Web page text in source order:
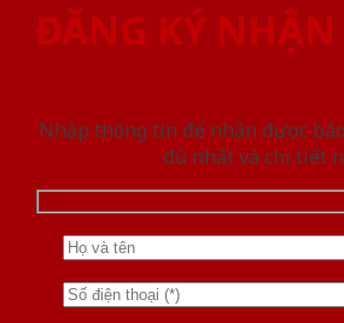
ĐĂNG KÝ
Nhập thông tin để nhận được
đủ nhất và chi tiết